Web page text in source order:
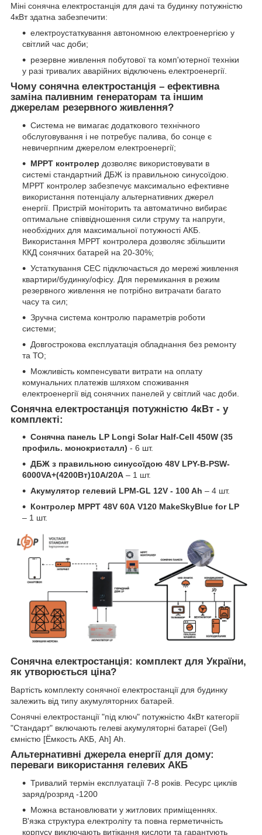
Міні сонячна електростанція для дачі та будинку потужністю
4кВт здатна забезпечити:
електроустаткування автономною електроенергією у
світлий час доби;
резервне живлення побутової та комп'ютерної техніки
у разі тривалих аварійних відключень електроенергії.
Чому сонячна електростанція – ефективна
заміна паливним генераторам та іншим
джерелам резервного живлення?
Система не вимагає додаткового технічного
обслуговування і не потребує палива, бо сонце є
невичерпним джерелом електроенергії;
MPPT контролер дозволяє використовувати в
системі стандартний ДБЖ із правильною синусоїдою.
МРРТ контролер забезпечує максимально ефективне
використання потенціалу альтернативних джерел
енергії. Пристрій моніторить та автоматично вибирає
оптимальне співвідношення сили струму та напруги,
необхідних для максимальної потужності АКБ.
Використання МРРТ контролера дозволяє збільшити
ККД сонячних батарей на 20-30%;
Устаткування СЕС підключається до мережі живлення
квартири/будинку/офісу. Для перемикання в режим
резервного живлення не потрібно витрачати багато
часу та сил;
Зручна система контролю параметрів роботи
системи;
Довгострокова експлуатація обладнання без ремонту
та ТО;
Можливість компенсувати витрати на оплату
комунальних платежів шляхом споживання
електроенергії від сонячних панелей у світлий час доби.
Сонячна електростанція потужністю 4кВт - у
комплекті:
Сонячна панель LP Longi Solar Half-Cell 450W (35
профиль. монокристалл) - 6 шт.
ДБЖ з правильною синусоїдою 48V LPY-B-PSW-
6000VA+(4200Вт)10A/20A – 1 шт.
Акумулятор гелевий LPM-GL 12V - 100 Ah – 4 шт.
Контролер MPPT 48V 60А V120 MakeSkyBlue for LP
– 1 шт.
Сонячна електростанція: комплект для України,
як утворюється ціна?
Вартість комплекту сонячної електростанції для будинку
залежить від типу акумуляторних батарей.
Сонячні електростанції "під ключ" потужністю 4кВт категорії
"Стандарт" включають гелеві акумуляторні батареї (Gel)
ємністю [Ёмкость АКБ, Ah] Ah.
Альтернативні джерела енергії для дому:
переваги використання гелевих АКБ
Тривалий термін експлуатації 7-8 років. Ресурс циклів
заряд/розряд -1200
Можна встановлювати у житлових приміщеннях.
В'язка структура електроліту та повна герметичність
корпусу виключають витікання кислоти та гарантують